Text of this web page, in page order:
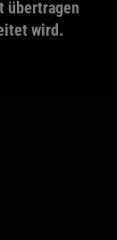
übertragen
wird.